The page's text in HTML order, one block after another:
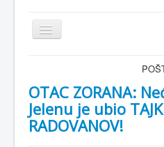
Isključi
navigaciju
VESTI
KULTURA
INTERVJU
OTAC ZORANA:
Jelenu je ubio
RADOVANOV!